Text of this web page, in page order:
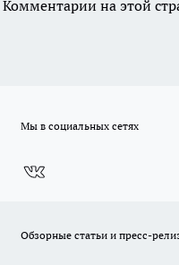
Комментарии на этой
Мы в социальных сетях
Обзорные статьи и пресс-